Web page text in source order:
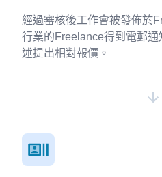
經過審核後工作會被發佈於
行業的Freelance得到電郵
述提出相對報價。